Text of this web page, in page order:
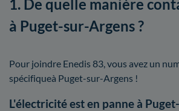
1. De quelle manière
à Puget-sur-Argens ?
Pour joindre Enedis 83, vous avez un
spécifiqueà Puget-sur-Argens !
L'électricité est en panne à